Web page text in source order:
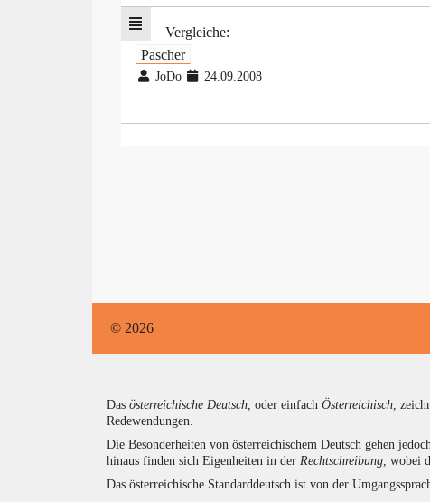
Vergleiche:
Pascher
JoDo 24.09.2008
© 2026
Das österreichische Deutsch, oder einfach Österreichisch,
Redewendungen.
Die Besonderheiten von österreichischem Deutsch gehen
hinaus finden sich Eigenheiten in der Rechtschreibung, wobei
Das österreichische Standarddeutsch ist von der